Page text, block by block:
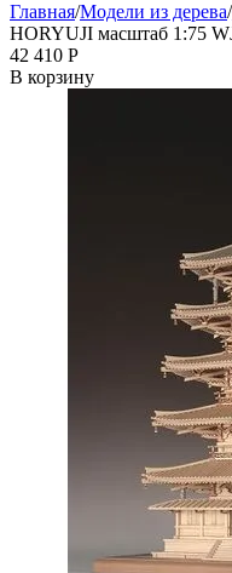
Главная/Модели из дерева/
HORYUJI масштаб 1:75
42 410 Р
В корзину